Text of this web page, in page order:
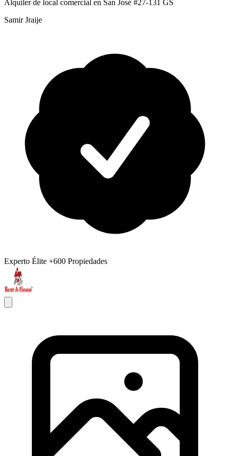
Alquiler de local comercial en San José #27-131 GS
Samir Jraije
Experto Élite +600 Propiedades